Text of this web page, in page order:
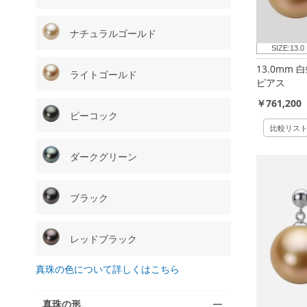
SIZE:13.0
13.0mm
ピアス
￥761,200
比較リス
ナチュラルゴールド
ライトゴールド
ピーコック
ダークグリーン
ブラック
レッドブラック
真珠の色について詳しくはこちら
真珠の形